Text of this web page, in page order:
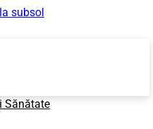
subsol
Sănătate